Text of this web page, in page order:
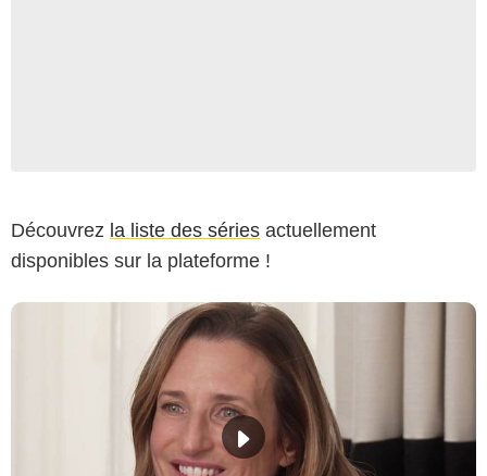
Découvrez la liste des séries actuellement
disponibles sur la plateforme !